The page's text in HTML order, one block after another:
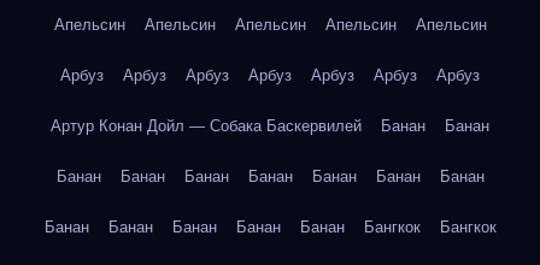
Апельсин Апельсин Апельсин Апельсин Апельсин
Арбуз Арбуз Арбуз Арбуз Арбуз Арбуз Арбуз
Артур Конан Дойл — Собака Баскервилей Банан Банан
Банан Банан Банан Банан Банан Банан Банан
Банан Банан Банан Банан Банан Бангкок Бангкок